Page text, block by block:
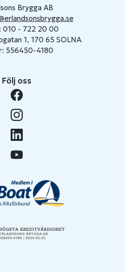
Brygga AB
010 - 722 20 00
1, 170 65 SOLNA
556450-4180
Följ oss